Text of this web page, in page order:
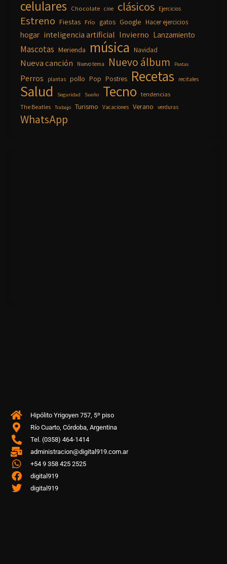
celulares Chocolate cine clásicos Ejercicios
Estreno Fiestas Frío gatos Google Hacer ejercicios
hogar inteligencia artificial Invierno Lanzamiento
Mascotas Merienda música Navidad
Nueva canción Nuevo tema Nuevo álbum Pastas
Perros plantas pollo Pop Postres Recetas recitales
Salud Seguridad Sueño Tecno tendencias
The Beatles Trabajo Turismo Vacaciones Verano verduras
WhatsApp
Hipólito Yrigoyen 757, 5º piso
Río Cuarto, Córdoba, Argentina
Tel. (0358) 464-1414
administracion@digital919.com.ar
+54 9 358 425 2525
digital919
digital919